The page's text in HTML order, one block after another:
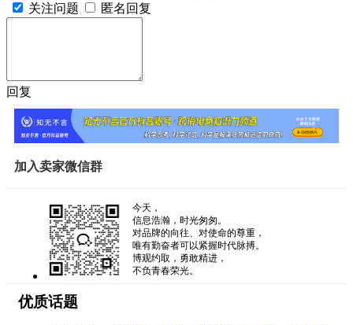
关注问题
匿名回复
回复
加入卖家微信群
今天，
信息浩瀚，时光匆匆。
对品牌的向往、对使命的尊重，
唯有勤奋者可以紧握时代脉搏。
博观约取，勇敢精进，
不负青春荣光。
优质话题